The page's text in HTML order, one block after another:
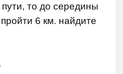
пути, то до середины
6 км. найдите